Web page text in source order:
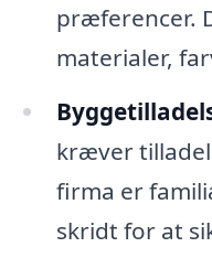
præferencer.
materialer,
kræver
firma er
skridt for at